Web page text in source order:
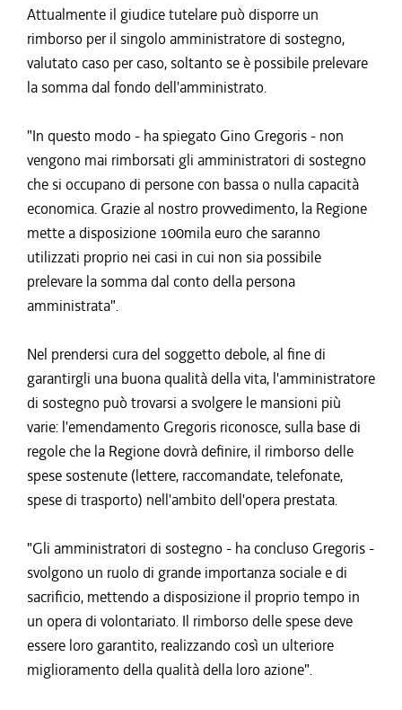
Attualmente il giudice tutelare può disporre un
rimborso per il singolo amministratore di sostegno,
valutato caso per caso, soltanto se è possibile prelevare
la somma dal fondo dell'amministrato.
"In questo modo - ha spiegato Gino Gregoris - non
vengono mai rimborsati gli amministratori di sostegno
che si occupano di persone con bassa o nulla capacità
economica. Grazie al nostro provvedimento, la Regione
mette a disposizione 100mila euro che saranno
utilizzati proprio nei casi in cui non sia possibile
prelevare la somma dal conto della persona
amministrata".
Nel prendersi cura del soggetto debole, al fine di
garantirgli una buona qualità della vita, l'amministratore
di sostegno può trovarsi a svolgere le mansioni più
varie: l'emendamento Gregoris riconosce, sulla base di
regole che la Regione dovrà definire, il rimborso delle
spese sostenute (lettere, raccomandate, telefonate,
spese di trasporto) nell'ambito dell'opera prestata.
"Gli amministratori di sostegno - ha concluso Gregoris -
svolgono un ruolo di grande importanza sociale e di
sacrificio, mettendo a disposizione il proprio tempo in
un opera di volontariato. Il rimborso delle spese deve
essere loro garantito, realizzando così un ulteriore
miglioramento della qualità della loro azione".